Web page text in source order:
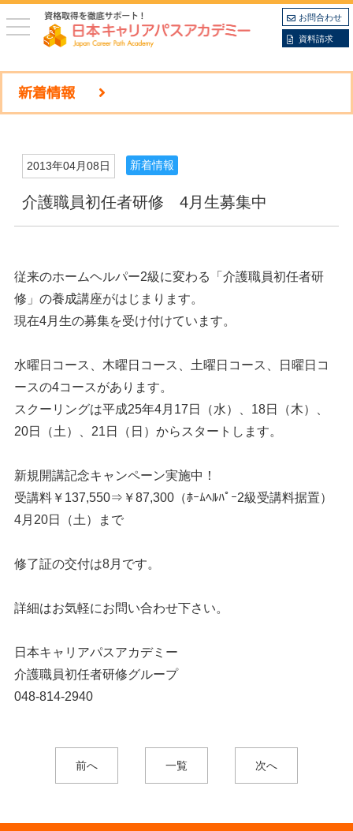
toggle
navigation
お問合わせ
資料請求
新着情報
2013年04月08日 新着情報
介護職員初任者研修 4月生募集中
従来のホームヘルパー2級に変わる「介護職員初任者研
修」の養成講座がはじまります。
現在4月生の募集を受け付けています。
水曜日コース、木曜日コース、土曜日コース、日曜日コ
ースの4コースがあります。
スクーリングは平成25年4月17日（水）、18日（木）、
20日（土）、21日（日）からスタートします。
新規開講記念キャンペーン実施中！
受講料￥137,550⇒￥87,300（ﾎｰﾑﾍﾙﾊﾟｰ2級受講料据置）
4月20日（土）まで
修了証の交付は8月です。
詳細はお気軽にお問い合わせ下さい。
日本キャリアパスアカデミー
介護職員初任者研修グループ
048-814-2940
前へ 一覧 次へ